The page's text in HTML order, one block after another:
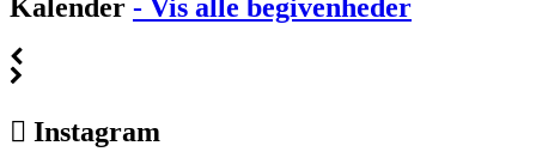
Kalender - Vis alle begivenheder
Instagram